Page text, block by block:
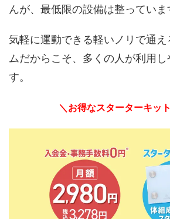
んが、最低限の設備は整っていま
気軽に運動できる軽いノリで通
ムだからこそ、多くの人が利用し
す。
＼お得なスターターキッ